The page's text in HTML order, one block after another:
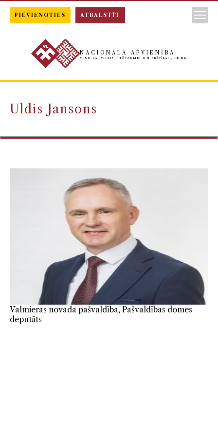
NACIONĀLĀ APVIENĪBA
VISU LATVIJAI! - TĒVZEMEI UN BRĪVĪBAI / LNNK
Uldis Jansons
Valmieras novada pašvaldība, Pašvaldības domes
deputāts
PIEVIENOTIES ATBALSTĪT